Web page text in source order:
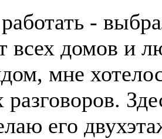
-
всех домов и
мне
его